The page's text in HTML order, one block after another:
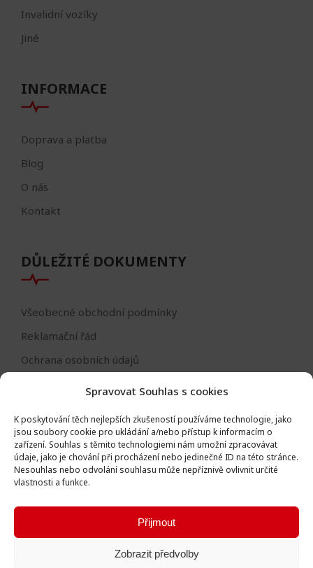
Spravovat Souhlas s cookies
K poskytování těch nejlepších zkušeností používáme technologie, jako
jsou soubory cookie pro ukládání a/nebo přístup k informacím o
zařízení. Souhlas s těmito technologiemi nám umožní zpracovávat
údaje, jako je chování při procházení nebo jedinečné ID na této stránce.
Nesouhlas nebo odvolání souhlasu může nepříznivě ovlivnit určité
vlastnosti a funkce.
Přijmout
Zobrazit předvolby
Invalidní vozíky
Jiné
INFORMACE
Doprava a platba
Blog
O nás
Kontakt
DŮLEŽITÉ DOKUMENTY
Všeobecné obchodní podmínky
Reklamační řád
Ochrana osobních údajů
Formulář - odstoupení od smlouvy
Odstoupení od smlouvy
Všechna práva vyhrazena © Igor Vlk - soukromá firma 2016 -